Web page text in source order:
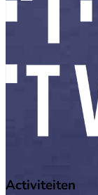
Activiteiten